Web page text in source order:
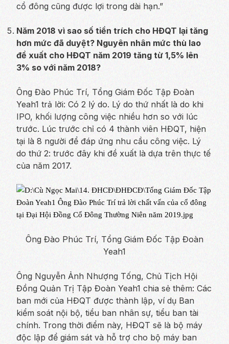
cổ đông cũng được lợi trong dài hạn.”
Năm 2018 vì sao số tiền trích cho HĐQT lại tăng
hơn mức đã duyệt? Nguyên nhân mức thù lao
đề xuất cho HĐQT năm 2019 tăng từ 1,5% lên
3% so với năm 2018?
Ông Đào Phúc Trí, Tổng Giám Đốc Tập Đoàn
Yeah1 trả lời: Có 2 lý do. Lý do thứ nhất là do khi
IPO, khối lượng công việc nhiều hơn so với lúc
trước. Lúc trước chỉ có 4 thành viên HĐQT, hiện
tại là 8 người để đáp ứng nhu cầu công việc. Lý
do thứ 2: trước đây khi đề xuất là dựa trên thực tế
của năm 2017.
Ông Đào Phúc Trí, Tổng Giám Đốc Tập Đoàn
Yeah1
Ông Nguyễn Ảnh Nhượng Tống, Chủ Tịch Hội
Đồng Quản Trị Tập Đoàn Yeah1 chia sẻ thêm: Các
ban mới của HĐQT được thành lập, ví dụ Ban
kiểm soát nội bộ, tiểu ban nhân sự, tiểu ban tài
chính. Trong thời điểm này, HĐQT sẽ là bộ máy
độc lập để giám sát và hỗ trợ cho bộ máy ban